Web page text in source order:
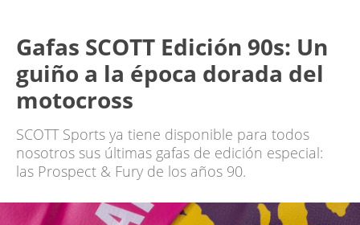
Gafas SCOTT Edición 90s: Un
guiño a la época dorada del
motocross
SCOTT Sports ya tiene disponible para todos
nosotros sus últimas gafas de edición especial:
las Prospect & Fury de los años 90.